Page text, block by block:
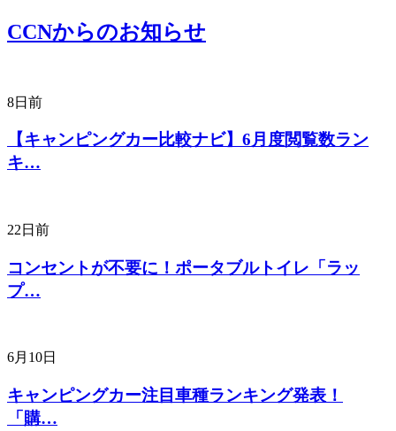
CCNからのお知らせ
8日前
【キャンピングカー比較ナビ】6月度閲覧数ラン
キ…
22日前
コンセントが不要に！ポータブルトイレ「ラッ
プ…
6月10日
キャンピングカー注目車種ランキング発表！
「購…